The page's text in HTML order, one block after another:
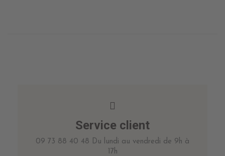
Service client
09 73 88 40 48 Du lundi au vendredi de 9h à
17h